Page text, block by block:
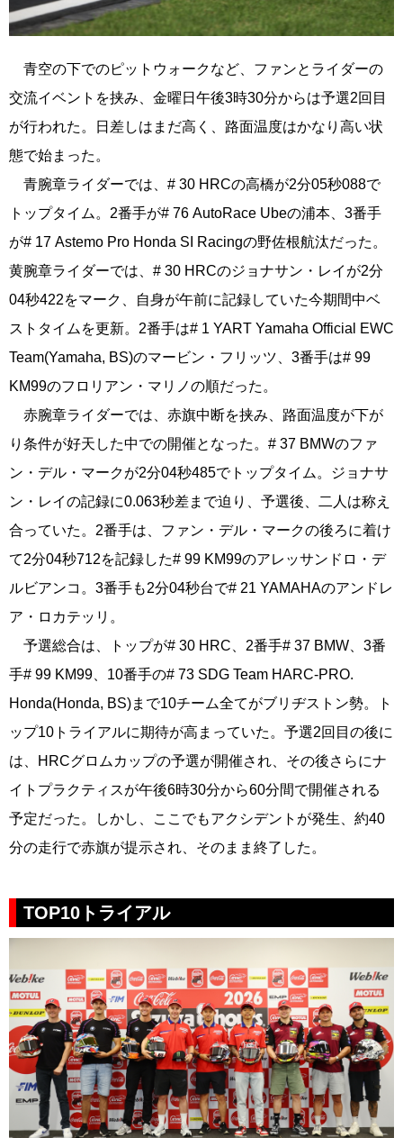
青空の下でのピットウォークなど、ファンとライダーの
交流イベントを挟み、金曜日午後3時30分からは予選2回目
が行われた。日差しはまだ高く、路面温度はかなり高い状
態で始まった。
青腕章ライダーでは、# 30 HRCの高橋が2分05秒088で
トップタイム。2番手が# 76 AutoRace Ubeの浦本、3番手
が# 17 Astemo Pro Honda SI Racingの野佐根航汰だった。
黄腕章ライダーでは、# 30 HRCのジョナサン・レイが2分
04秒422をマーク、自身が午前に記録していた今期間中ベ
ストタイムを更新。2番手は# 1 YART Yamaha Official EWC
Team(Yamaha, BS)のマービン・フリッツ、3番手は# 99
KM99のフロリアン・マリノの順だった。
赤腕章ライダーでは、赤旗中断を挟み、路面温度が下が
り条件が好天した中での開催となった。# 37 BMWのファ
ン・デル・マークが2分04秒485でトップタイム。ジョナサ
ン・レイの記録に0.063秒差まで迫り、予選後、二人は称え
合っていた。2番手は、ファン・デル・マークの後ろに着け
て2分04秒712を記録した# 99 KM99のアレッサンドロ・デ
ルビアンコ。3番手も2分04秒台で# 21 YAMAHAのアンドレ
ア・ロカテッリ。
予選総合は、トップが# 30 HRC、2番手# 37 BMW、3番
手# 99 KM99、10番手の# 73 SDG Team HARC-PRO.
Honda(Honda, BS)まで10チーム全てがブリヂストン勢。ト
ップ10トライアルに期待が高まっていた。予選2回目の後に
は、HRCグロムカップの予選が開催され、その後さらにナ
イトプラクティスが午後6時30分から60分間で開催される
予定だった。しかし、ここでもアクシデントが発生、約40
分の走行で赤旗が提示され、そのまま終了した。
TOP10トライアル